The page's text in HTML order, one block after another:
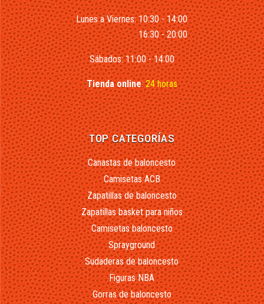
Lunes a Viernes: 10:30 - 14:00
16:30 - 20:00
Sábados: 11:00 - 14:00
Tienda online:24 horas
TOP CATEGORÍAS
Canastas de baloncesto
Camisetas ACB
Zapatillas de baloncesto
Zapatillas basket para niños
Camisetas baloncesto
Sprayground
Sudaderas de baloncesto
Figuras NBA
Gorras de baloncesto